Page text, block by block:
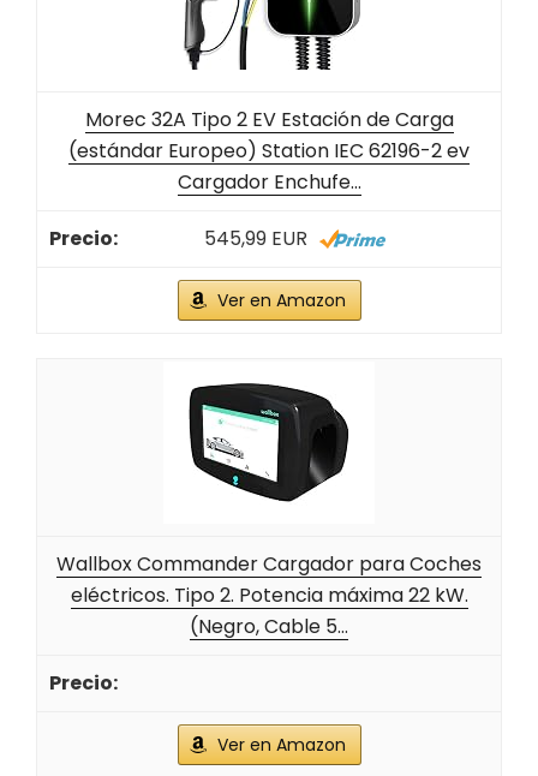
Morec 32A Tipo 2 EV Estación de Carga
(estándar Europeo) Station IEC 62196-2 ev
Cargador Enchufe...
545,99 EUR
Ver en Amazon
Wallbox Commander Cargador para Coches
eléctricos. Tipo 2. Potencia máxima 22 kW.
(Negro, Cable 5...
Ver en Amazon